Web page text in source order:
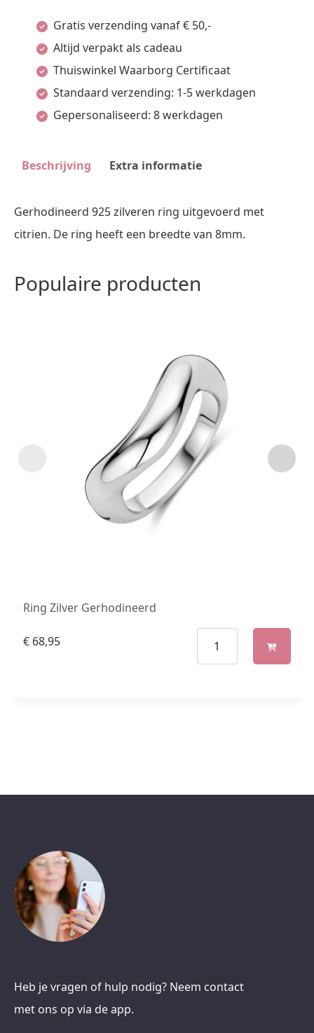
Gerhodineerd
aantal
Gratis verzending vanaf € 50,-
Altijd verpakt als cadeau
Thuiswinkel Waarborg Certificaat
Standaard verzending: 1-5 werkdagen
Gepersonaliseerd: 8 werkdagen
Beschrijving Extra informatie
Gerhodineerd 925 zilveren ring uitgevoerd met
citrien. De ring heeft een breedte van 8mm.
Populaire producten
Ring Zilver Gerhodineerd
€ 68,95
Heb je vragen of hulp nodig? Neem contact
met ons op via de app.